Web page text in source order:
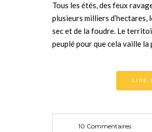
Tous les étés, des feux
plusieurs milliers d’hectares,
sec et de la foudre. Le
peuplé pour que cela vaille la
LIRE
10 Commentaires